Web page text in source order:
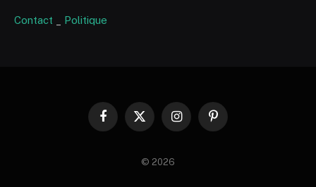
Contact Politique
Facebook
X
InstagramPinterest
© 2026